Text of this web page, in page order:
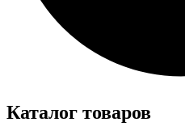
Каталог товаров